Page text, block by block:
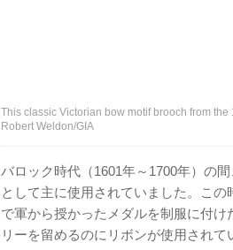
This classic Victorian bow motif brooch from
Robert Weldon/GIA
バロック時代（1601年～1700年）の
として主に使用されていました。こ
で軍から授かったメダルを制服に付
リーを留めるのにリボンが使用され